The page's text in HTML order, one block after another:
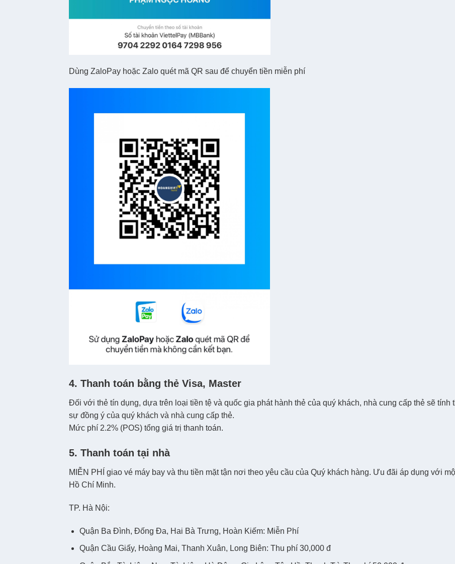
Dùng ZaloPay hoặc Zalo quét mã QR sau để chuyển tiền miễn phí
4. Thanh toán bằng thẻ Visa, Master
Đối với thẻ tín dụng, dựa trên loại tiền tệ và quốc gia phát hành thẻ của quý khách, nhà cung cấp thẻ sẽ
sự đồng ý của quý khách và nhà cung cấp thẻ.
Mức phí 2.2% (POS) tổng giá trị thanh toán.
5. Thanh toán tại nhà
MIỄN PHÍ giao vé máy bay và thu tiền mặt tận nơi theo yêu cầu của Quý khách hàng. Ưu đãi áp dụng với
Hồ Chí Minh.
TP. Hà Nội:
Quận Ba Đình, Đống Đa, Hai Bà Trưng, Hoàn Kiếm: Miễn Phí
Quận Cầu Giấy, Hoàng Mai, Thanh Xuân, Long Biên: Thu phí 30,000 đ